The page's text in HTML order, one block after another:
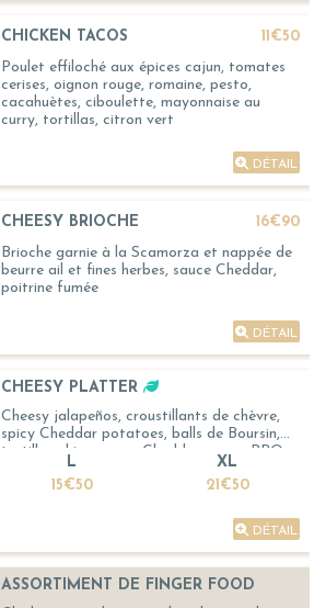
CHICKEN TACOS
11€50
Poulet effiloché aux épices cajun, tomates
cerises, oignon rouge, romaine, pesto,
cacahuètes, ciboulette, mayonnaise au
curry, tortillas, citron vert
DÉTAIL
CHEESY BRIOCHE
16€90
Brioche garnie à la Scamorza et nappée de
beurre ail et fines herbes, sauce Cheddar,
poitrine fumée
DÉTAIL
CHEESY PLATTER
Cheesy jalapeños, croustillants de chèvre,
spicy Cheddar potatoes, balls de Boursin,
tortillas chips, sauce Cheddar, sauce BBQ
L
15€50
XL
21€50
DÉTAIL
ASSORTIMENT DE FINGER FOOD